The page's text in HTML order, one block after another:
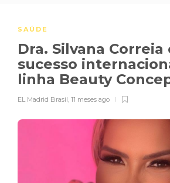
SAÚDE
Dra. Silvana Correia
sucesso
linha Beauty
EL Madrid Brasil, 11 meses ago